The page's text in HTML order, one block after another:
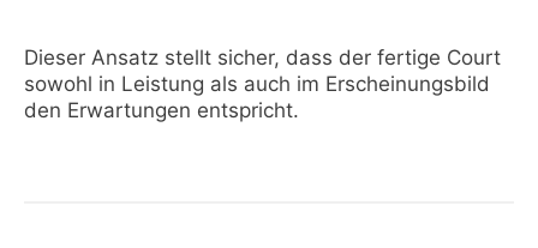
Dieser Ansatz stellt sicher, dass der fertige Court
sowohl in Leistung als auch im Erscheinungsbild
den Erwartungen entspricht.